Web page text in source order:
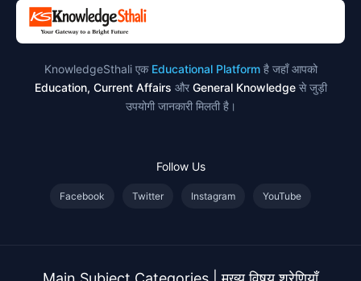
KnowledgeSthali एक Educational Platformहै जहाँ आपको
Education, Current Affairs और General Knowledgeसे जुड़ी
उपयोगी जानकारी मिलती है।
Follow Us
Facebook Twitter Instagram YouTube